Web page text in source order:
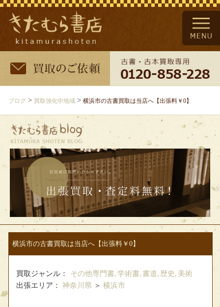
ブログ> 買取強化中地域 > 横浜市の古書買取は当店へ【出張料￥0】
横浜市の古書買取は当店へ【出張料￥0】
買取ジャンル： その他専門書,学術書,書道, 歴史, 美術
出張エリア： 神奈川県 ＞ 横浜市